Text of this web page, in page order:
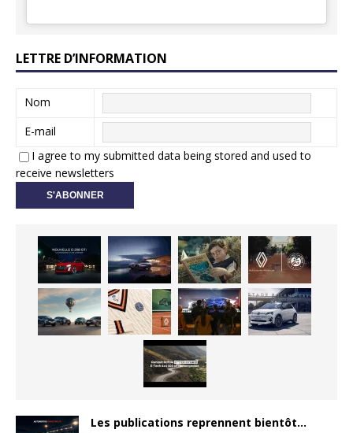
LETTRE D’INFORMATION
Nom
E-mail
I agree to my submitted data being stored and used to
receive newsletters
Les publications reprennent bientôt…